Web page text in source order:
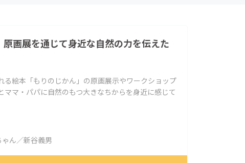
画展を通じて身近な自然の力を伝えた
る絵本「もりのじかん」の原画展示やワークショップ
ママ・パパに自然のもつ大きなちからを身近に感じて
ゃん／新谷義男